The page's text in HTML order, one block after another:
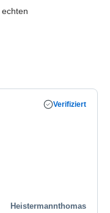
echten
Verifiziert
Heistermannthomas